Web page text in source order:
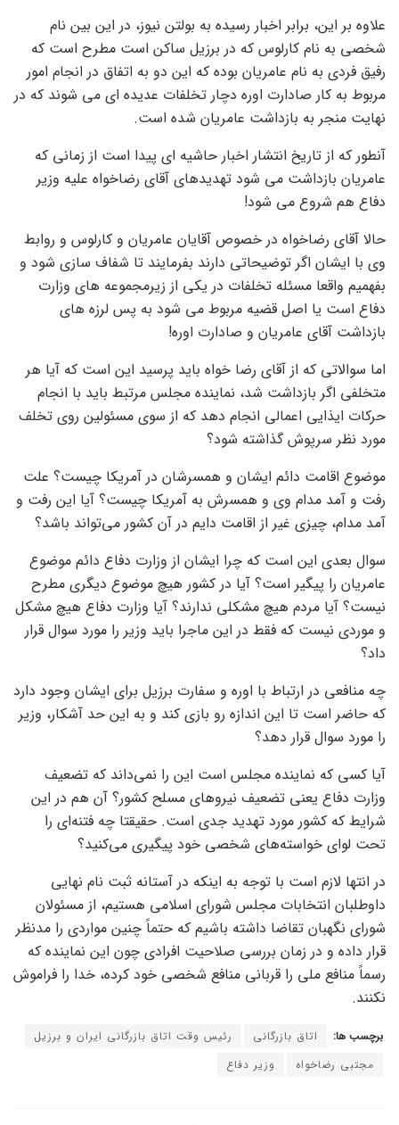
علاوه بر این، برابر اخبار رسیده به بولتن نیوز، در این بین نام
شخصی به نام کارلوس که در برزیل ساکن است مطرح است که
رفیق فردی به نام عامریان بوده که این دو به اتفاق در انجام امور
مربوط به کار صادارت اوره دچار تخلفات عدیده ای می شوند که در
نهایت منجر به بازداشت عامریان شده است.
آنطور که از تاریخ انتشار اخبار حاشیه ای پیدا است از زمانی که
عامریان بازداشت می شود تهدیدهای آقای رضاخواه علیه وزیر
دفاع هم شروع می شود!
حالا آقای رضاخواه در خصوص آقایان عامریان و کارلوس و روابط
وی با ایشان اگر توضیحاتی دارند بفرمایند تا شفاف سازی شود و
بفهمیم واقعا مسئله تخلفات در یکی از زیرمجموعه های وزارت
دفاع است یا اصل قضیه مربوط می شود به پس لرزه های
بازداشت آقای عامریان و صادارت اوره!
اما سوالاتی که از آقای رضا خواه باید پرسید این است که آیا هر
متخلفی اگر بازداشت شد، نماینده مجلس مرتبط باید با انجام
حرکات ایذایی اعمالی انجام دهد که از سوی مسئولین روی تخلف
مورد نظر سرپوش گذاشته شود؟
موضوع اقامت دائم ایشان و همسرشان در آمریکا چیست؟ علت
رفت و آمد مدام وی و همسرش به آمریکا چیست؟ آیا این رفت و
آمد مدام، چیزی غیر از اقامت دایم در آن کشور می‌تواند باشد؟
سوال بعدی این است که چرا ایشان از وزارت دفاع دائم موضوع
عامریان را پیگیر است؟ آیا در کشور هیچ موضوع دیگری مطرح
نیست؟ آیا مردم هیچ مشکلی ندارند؟ آیا وزارت دفاع هیچ مشکل
و موردی نیست که فقط در این ماجرا باید وزیر را مورد سوال قرار
داد؟
چه منافعی در ارتباط با اوره و سفارت برزیل برای ایشان وجود دارد
که حاضر است تا این اندازه رو بازی کند و به این حد آشکار، وزیر
را مورد سوال قرار دهد؟
آیا کسی که نماینده مجلس است این را نمی‌داند که تضعیف
وزارت دفاع یعنی تضعیف نیروهای مسلح کشور؟ آن هم در این
شرایط که کشور مورد تهدید جدی است. حقیقتا چه فتنه‌ای را
تحت لوای خواسته‌های شخصی خود پیگیری می‌کنید؟
در انتها لازم است با توجه به اینکه در آستانه ثبت نام نهایی
داوطلبان انتخابات مجلس شورای اسلامی هستیم، از مسئولان
شورای نگهبان تقاضا داشته باشیم که حتماً چنین مواردی را مدنظر
قرار داده و در زمان بررسی صلاحیت افرادی چون این نماینده که
رسماً منافع ملی را قربانی منافع شخصی خود کرده، خدا را فراموش
نکنند.
برچسب ها: اتاق بازرگانی
رئیس وقت اتاق بازرگانی ایران و ‎برزیل
مجتبی رضاخواه
وزیر دفاع